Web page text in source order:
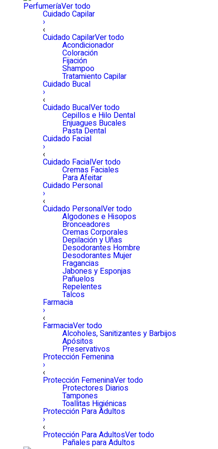
PerfumeríaVer todo
Cuidado Capilar
›
‹
Cuidado CapilarVer todo
Acondicionador
Coloración
Fijación
Shampoo
Tratamiento Capilar
Cuidado Bucal
›
‹
Cuidado BucalVer todo
Cepillos e Hilo Dental
Enjuagues Bucales
Pasta Dental
Cuidado Facial
›
‹
Cuidado FacialVer todo
Cremas Faciales
Para Afeitar
Cuidado Personal
›
‹
Cuidado PersonalVer todo
Algodones e Hisopos
Bronceadores
Cremas Corporales
Depilación y Uñas
Desodorantes Hombre
Desodorantes Mujer
Fragancias
Jabones y Esponjas
Pañuelos
Repelentes
Talcos
Farmacia
›
‹
FarmaciaVer todo
Alcoholes, Sanitizantes y Barbijos
Apósitos
Preservativos
Protección Femenina
›
‹
Protección FemeninaVer todo
Protectores Diarios
Tampones
Toallitas Higiénicas
Protección Para Adultos
›
‹
Protección Para AdultosVer todo
Pañales para Adultos